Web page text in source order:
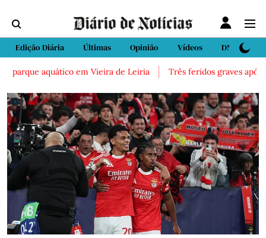
Edição Diária Últimas Opinião Vídeos DN Sport
aquático em Vieira de Leiria Três feridos graves após